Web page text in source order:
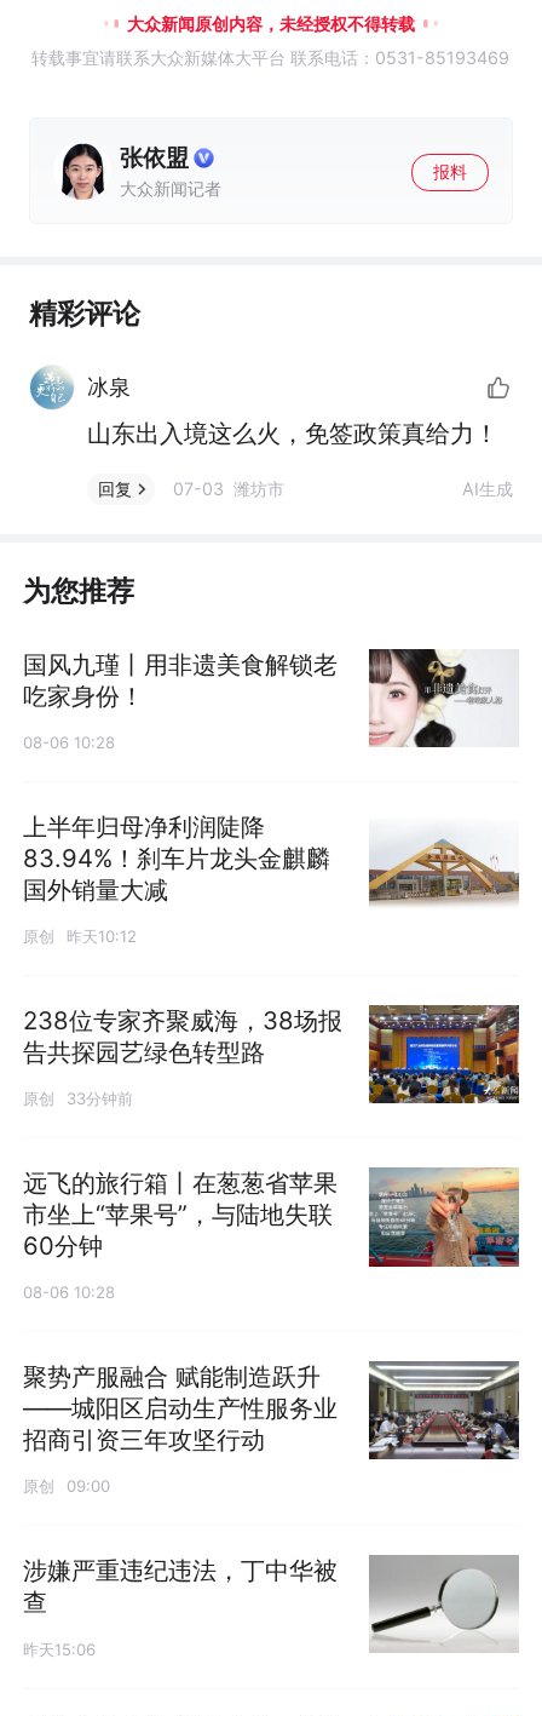
大众新闻原创内容，未经授权不得转载
转载事宜请联系大众新媒体大平台 联系电话：0531-85193469
张依盟
大众新闻记者
报料
精彩评论
冰泉
山东出入境这么火，免签政策真给力！
回复 07-03 潍坊市 AI生成
为您推荐
国风九瑾丨用非遗美食解锁老
吃家身份！
08-06 10:28
上半年归母净利润陡降
83.94%！刹车片龙头金麒麟
国外销量大减
原创 昨天10:12
238位专家齐聚威海，38场报
告共探园艺绿色转型路
原创 33分钟前
远飞的旅行箱丨在葱葱省苹果
市坐上“苹果号”，与陆地失联
60分钟
08-06 10:28
聚势产服融合 赋能制造跃升
——城阳区启动生产性服务业
招商引资三年攻坚行动
原创 09:00
涉嫌严重违纪违法，丁中华被
查
昨天15:06